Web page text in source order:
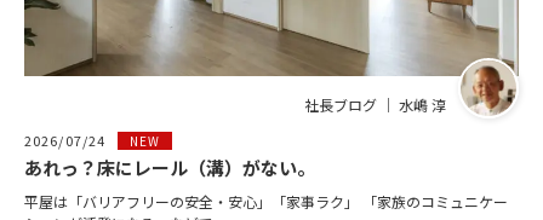
社長ブログ ｜ 水嶋 淳
2026/07/24 NEW
あれっ？床にレール（溝）がない。
平屋は「バリアフリーの安全・安心」「家事ラク」 「家族のコミュニケー